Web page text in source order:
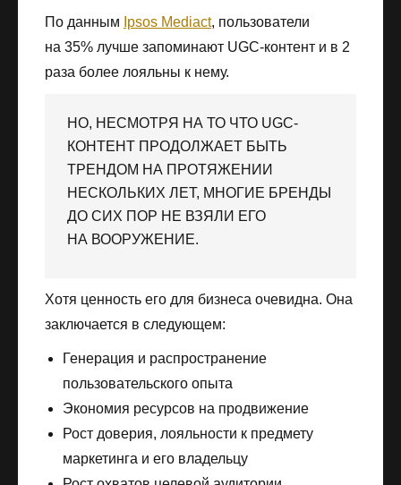
По данным Ipsos Mediact, пользователи
на 35% лучше запоминают UGC-контент и в 2
раза более лояльны к нему.
НО, НЕСМОТРЯ НА ТО ЧТО UGC-
КОНТЕНТ ПРОДОЛЖАЕТ БЫТЬ
ТРЕНДОМ НА ПРОТЯЖЕНИИ
НЕСКОЛЬКИХ ЛЕТ, МНОГИЕ БРЕНДЫ
ДО СИХ ПОР НЕ ВЗЯЛИ ЕГО
НА ВООРУЖЕНИЕ.
Хотя ценность его для бизнеса очевидна. Она
заключается в следующем:
Генерация и распространение
пользовательского опыта
Экономия ресурсов на продвижение
Рост доверия, лояльности к предмету
маркетинга и его владельцу